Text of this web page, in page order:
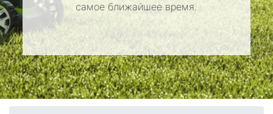
самое ближайшее время.